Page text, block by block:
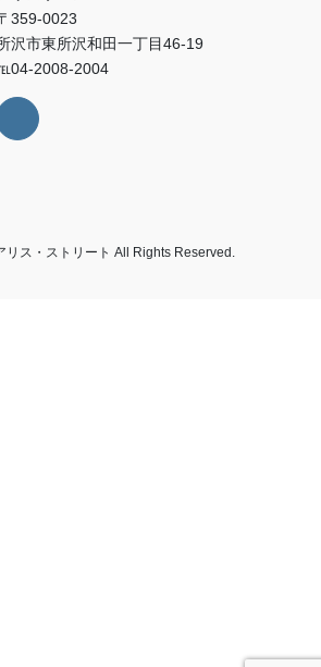
359-0023
沢市東所沢和田一丁目46-19
2008-2004
ス・ストリート All Rights Reserved.